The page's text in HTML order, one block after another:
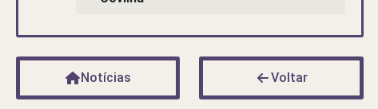
Notícias Voltar